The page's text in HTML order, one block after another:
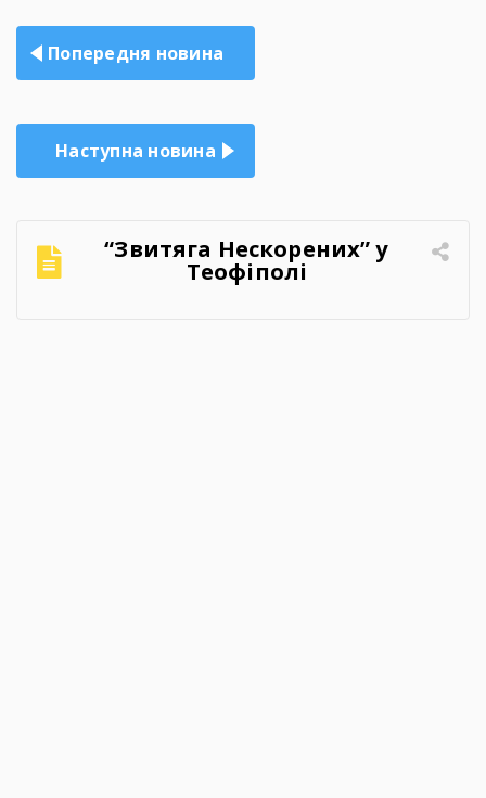
Навігація
записів
Попередня новина
Наступна новина
“Звитяга Нескорених” у
Теофіполі